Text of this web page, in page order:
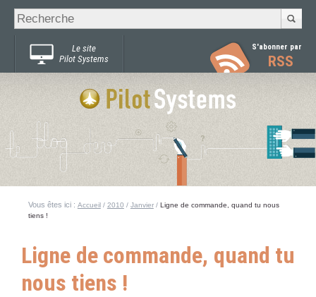
Chercher par
Recherche
avancée…
Le site
Pilot Systems
S'abonner par
RSS
Vous êtes ici : Accueil / 2010 / Janvier / Ligne de commande, quand tu nous
tiens !
Ligne de commande, quand tu
nous tiens !